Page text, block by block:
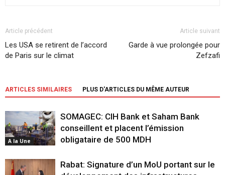
Article précédent
Les USA se retirent de l’accord
de Paris sur le climat
Article suivant
Garde à vue prolongée pour
Zefzafi
ARTICLES SIMILAIRES PLUS D'ARTICLES DU MÊME AUTEUR
A la Une
SOMAGEC: CIH Bank et Saham Bank
conseillent et placent l’émission
obligataire de 500 MDH
Rabat: Signature d’un MoU portant sur le